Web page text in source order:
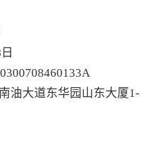
油大道东华园山东大厦1-